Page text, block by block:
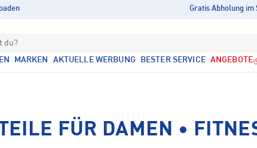
Gratis Abholung im
du?
MARKEN AKTUELLE WERBUNG BESTER SERVICE ANGEBOTE
FÜR DAMEN •